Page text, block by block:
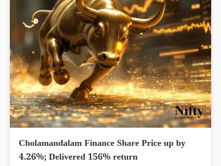
Cholamandalam Finance Share Price up by
4.26%; Delivered 156% return